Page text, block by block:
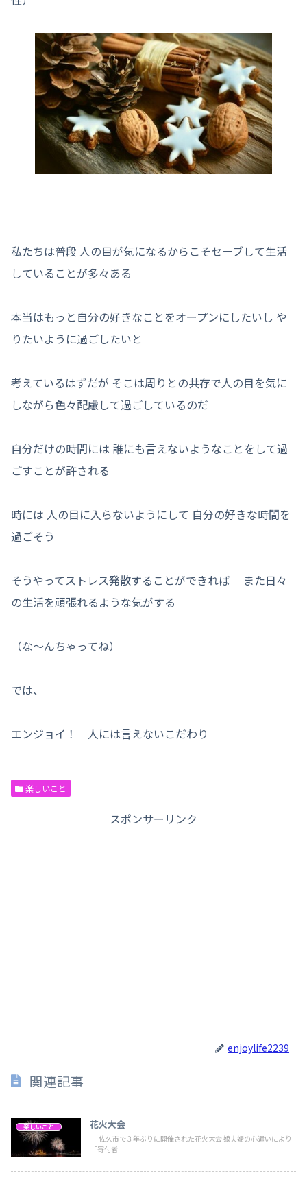
私たちは普段 人の目が気になるからこそセーブして生活
していることが多々ある
本当はもっと自分の好きなことをオープンにしたいし や
りたいように過ごしたいと
考えているはずだが そこは周りとの共存で人の目を気に
しながら色々配慮して過ごしているのだ
自分だけの時間には 誰にも言えないようなことをして過
ごすことが許される
時には 人の目に入らないようにして 自分の好きな時間を
過ごそう
そうやってストレス発散することができれば また日々
の生活を頑張れるような気がする
（な～んちゃってね）
では、
エンジョイ！ 人には言えないこだわり
楽しいこと
スポンサーリンク
enjoylife2239
関連記事
楽しいこと 花火大会
佐久市で３年ぶりに開催された花火大会 娘夫婦の心遣いにより
「寄付者...